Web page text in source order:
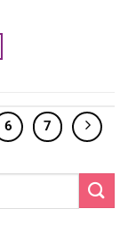
6 7